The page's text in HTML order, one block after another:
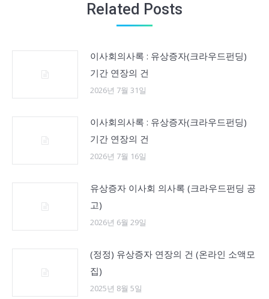
Related Posts
이사회의사록 : 유상증자(크라우드펀딩)
기간 연장의 건
2026년 7월 31일
이사회의사록 : 유상증자(크라우드펀딩)
기간 연장의 건
2026년 7월 16일
유상증자 이사회 의사록 (크라우드펀딩 공
고)
2026년 6월 29일
(정정) 유상증자 연장의 건 (온라인 소액모
집)
2025년 8월 5일